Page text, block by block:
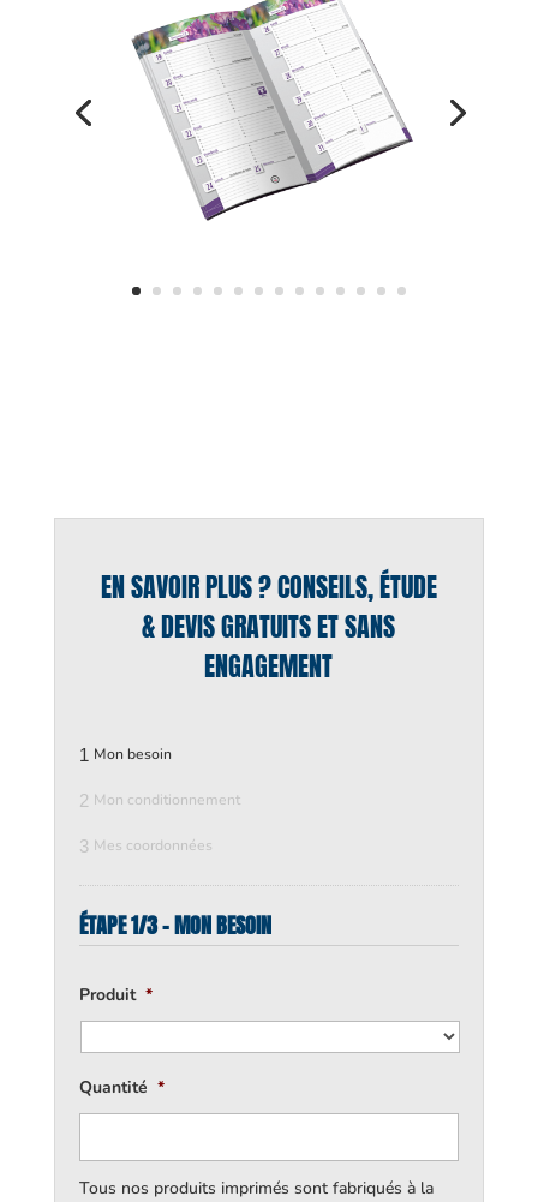
EN SAVOIR PLUS ? CONSEILS, ÉTUDE
& DEVIS GRATUITS ET SANS
ENGAGEMENT
1 Mon besoin
2 Mon conditionnement
3 Mes coordonnées
ÉTAPE 1/3 - MON BESOIN
Produit *
Quantité *
Tous nos produits imprimés sont fabriqués à la